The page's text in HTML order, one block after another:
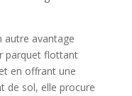
autre avantage
parquet flottant
en offrant une
de sol, elle procure